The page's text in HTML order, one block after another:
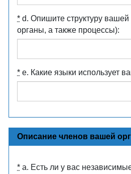
* d. Опишите структуру
органы, а также процессы):
* e. Какие языки использует
Описание членов вашей
* a. Есть ли у вас